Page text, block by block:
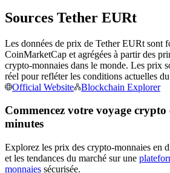
Copie de Trading
Rejoignez les meilleurs traders
Sources Tether EURt
Les données de prix de Tether EURt sont
CoinMarketCap et agrégées à partir des
crypto-monnaies dans le monde. Les prix
réel pour refléter les conditions actuelles
Official Website
Blockchain Explorer
Commencez votre voyage crypto
minutes
Explorez les prix des crypto-monnaies en
et les tendances du marché sur une
monnaies sécurisée.